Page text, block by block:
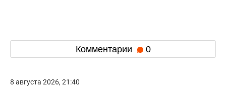
Комментарии 0
8 августа 2026, 21:40